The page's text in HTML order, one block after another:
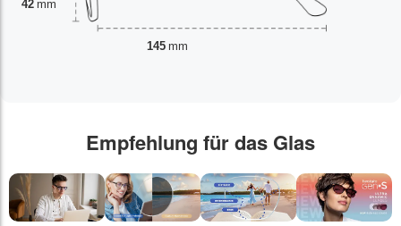
42 mm
145 mm
Empfehlung für das Glas